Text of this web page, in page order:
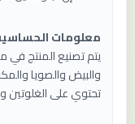
معلومات
يتم تصنيع المنتج
والبيض والصويا
تحتوي على الغلوتين